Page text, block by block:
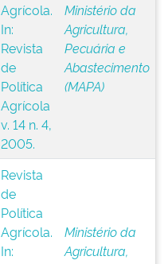
Agrícola.
In:
Revista
de
Política
Agrícola
v. 14 n. 4,
2005.
Ministério da
Agricultura,
Pecuária e
Abastecimento
(MAPA)
Revista
de
Política
Agrícola.
In:
Ministério da
Agricultura,